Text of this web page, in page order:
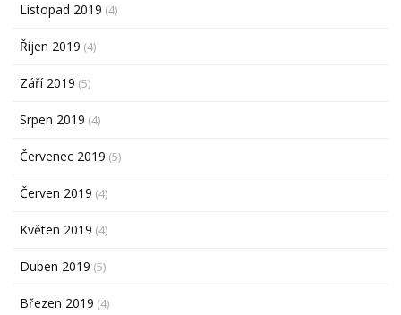
Listopad 2019 (4)
Říjen 2019 (4)
Září 2019 (5)
Srpen 2019 (4)
Červenec 2019 (5)
Červen 2019 (4)
Květen 2019 (4)
Duben 2019 (5)
Březen 2019 (4)